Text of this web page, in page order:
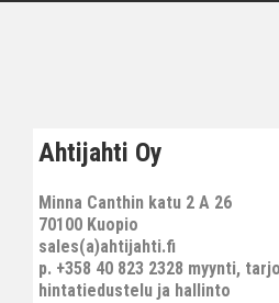
Ahtijahti Oy
Minna Canthin katu 2 A 26
70100 Kuopio
sales(a)ahtijahti.fi
p. +358 40 823 2328 myynti,
hintatiedustelu ja hallinto